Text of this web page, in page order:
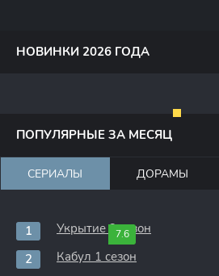
НОВИНКИ 2026 ГОДА
ПОПУЛЯРНЫЕ ЗА МЕСЯЦ
СЕРИАЛЫ ДОРАМЫ
7.6
Укрытие 3 сезон
Кабул 1 сезон